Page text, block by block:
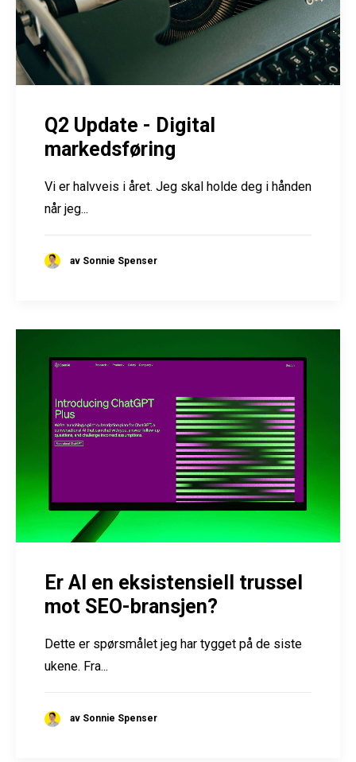
Q2 Update - Digital
markedsføring
Vi er halvveis i året. Jeg skal holde deg i hånden
når jeg...
av Sonnie Spenser
Er AI en eksistensiell trussel
mot SEO-bransjen?
Dette er spørsmålet jeg har tygget på de siste
ukene. Fra...
av Sonnie Spenser